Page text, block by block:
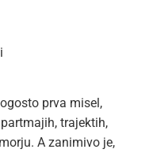
prva misel,
trajektih,
A zanimivo je,